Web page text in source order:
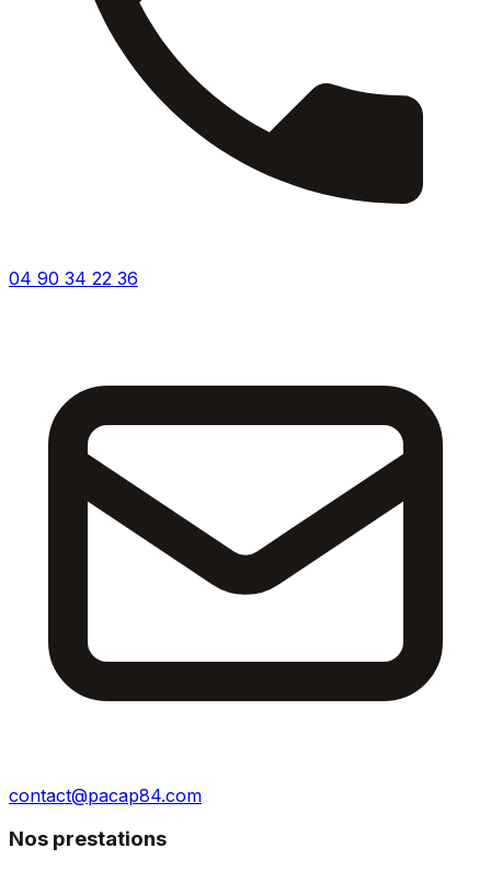
04 90 34 22 36
contact@pacap84.com
Nos prestations